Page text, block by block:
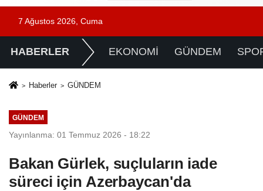
7 Ağustos 2026, Cuma
HABERLER EKONOMİ GÜNDEM
Haberler GÜNDEM
GÜNDEM
Yayınlanma: 01 Temmuz 2026 - 18:22
Bakan Gürlek, suçluların iade
süreci için Azerbaycan'da